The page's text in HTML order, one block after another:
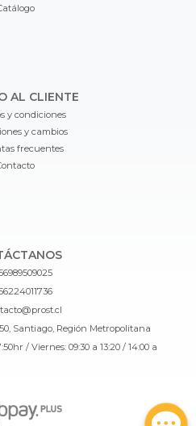
AL CLIENTE
y condiciones
y cambios
frecuentes
Santiago, Región Metropolitana
/ Viernes: 09:30 a 13:20 / 14:00 a